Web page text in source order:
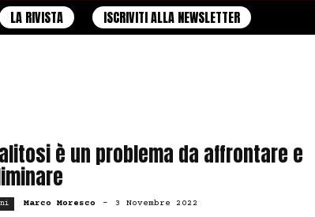
LA RIVISTA ISCRIVITI ALLA NEWSLETTER
è un problema da affrontare e
Marco Moresco - 3 Novembre 2022